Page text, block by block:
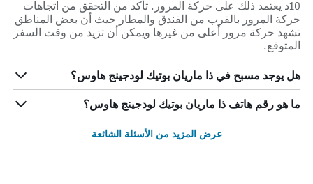
10د يعتمد ذلك على حركة المرور. تأكد من التحقق من اتجاهات
حركة المرور بالقرب من الفندق والمطار حيث أن بعض المناطق
تشهد حركة مرور أعلى من غيرها ويمكن أن تزيد من وقت السفر
المتوقع.
هل يوجد مسبح في ذا ماريان بوتيك لودجينج هاوس؟
ما هو رقم هاتف ذا ماريان بوتيك لودجينج هاوس؟
عرض المزيد من الأسئلة الشائعة